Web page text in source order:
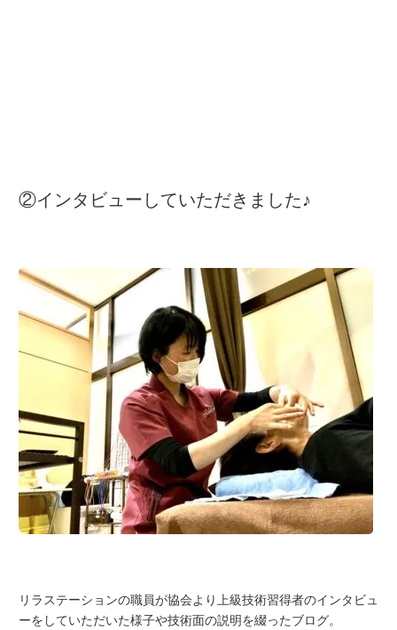
②インタビューしていただきました♪
リラステーションの職員が協会より上級技術習得者のインタビュ
ーをしていただいた様子や技術面の説明を綴ったブログ。